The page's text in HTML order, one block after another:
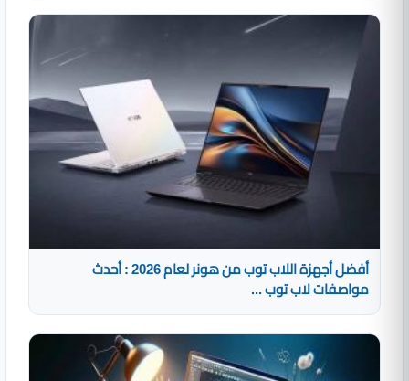
أفضل أجهزة اللاب توب من هونر لعام 2026 : أحدث
مواصفات لاب توب ...